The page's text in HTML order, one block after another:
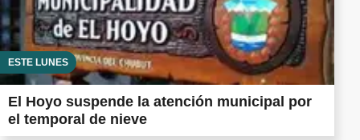
ESTE LUNES
El Hoyo suspende la atención municipal por
el temporal de nieve